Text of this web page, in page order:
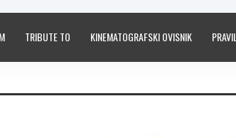
TRIBUTE TO KINEMATOGRAFSKI OVISNIK